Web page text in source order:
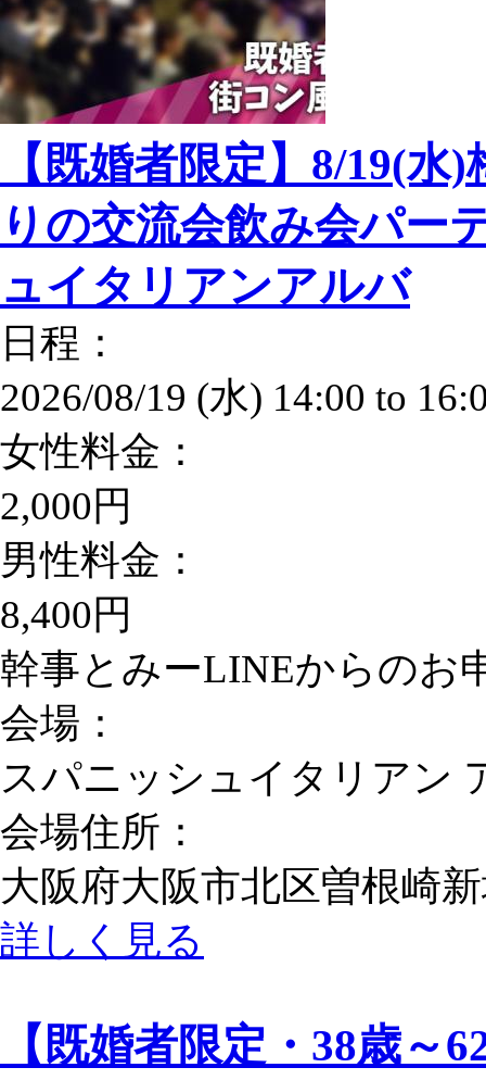
【既婚者限定】8/19(
りの交流会飲み会パー
ュイタリアンアルバ
日程：
2026/08/19 (水) 14:00 to
女性料金：
2,000円
男性料金：
8,400円
幹事とみーLINEからのお
会場：
スパニッシュイタリアン
会場住所：
大阪府大阪市北区曽根崎
詳しく見る
【既婚者限定・38歳～